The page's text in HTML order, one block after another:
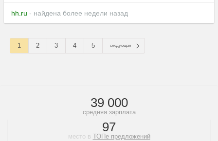
hh.ru - найдена более недели назад
1 2 3 4 5 следующая
39 000
средняя зарплата
97
место в ТОПе предложений